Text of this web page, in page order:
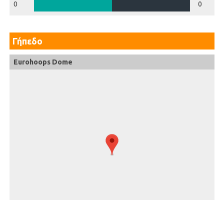
0 0
Γήπεδο
Eurohoops Dome